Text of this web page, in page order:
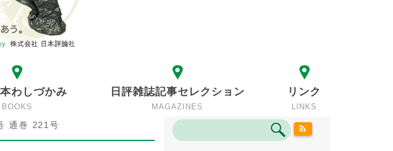
わしづかみ
BOOKS
日評雑誌記事セレクション
MAGAZINES
リンク
LINKS
通巻 221号